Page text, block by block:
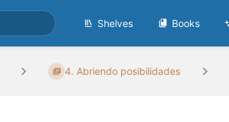
Shelves Books
4. Abriendo posibilidades